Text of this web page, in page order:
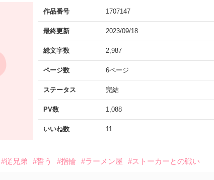
作品番号 1707147
最終更新 2023/09/18
総文字数 2,987
ページ数 6ページ
ステータス 完結
PV数 1,088
いいね数 11
#従兄弟 #誓う #指輪 #ラーメン屋 #ストーカーとの戦い